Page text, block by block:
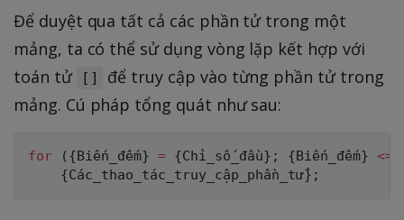
Để duyệt qua tất cả các phần tử trong một
mảng, ta có thể sử dụng vòng lặp kết hợp với
toán tử
[]
để truy cập vào từng phần tử trong
mảng. Cú pháp tổng quát như sau:
for ( {Biến_đếm} = {Chỉ_số_đầu} ; {Biến_đếm} <=
{Các_thao_tác_truy_cập_phần_tử} ;